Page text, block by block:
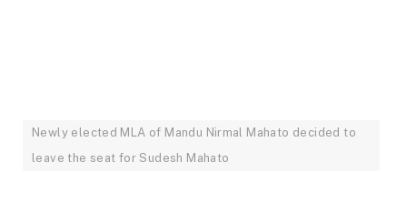
Newly elected MLA of Mandu Nirmal Mahato decided to
leave the seat for Sudesh Mahato